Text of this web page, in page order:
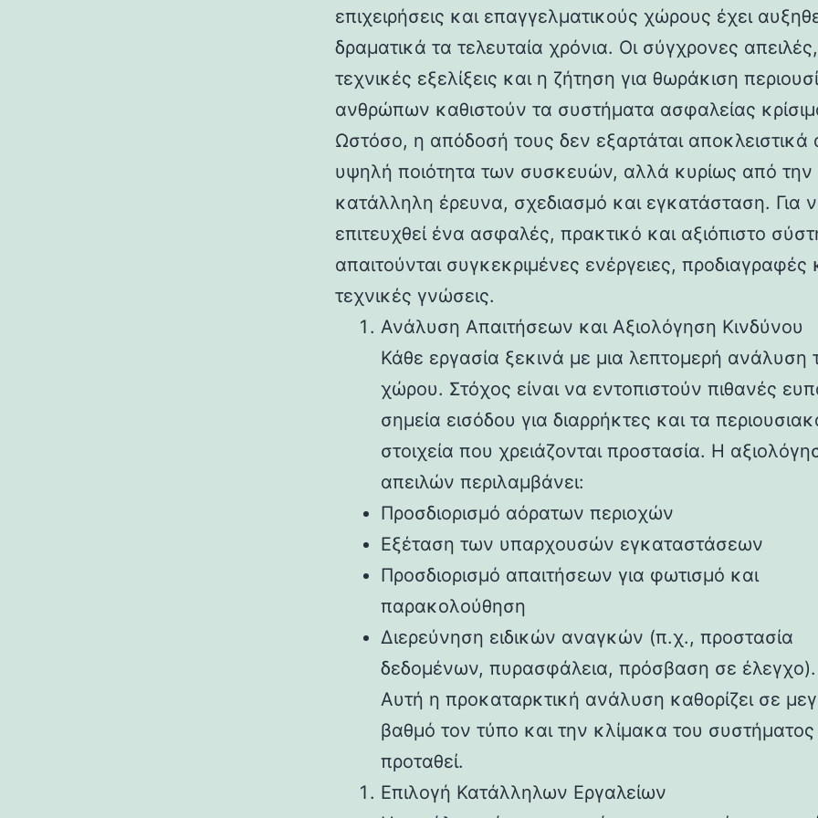
επιχειρήσεις και επαγγελματικούς χώρους έχει
δραματικά τα τελευταία χρόνια. Οι σύγχρονες
τεχνικές εξελίξεις και η ζήτηση για θωράκιση
ανθρώπων καθιστούν τα συστήματα ασφαλείας
Ωστόσο, η απόδοσή τους δεν εξαρτάται αποκλειστικά
υψηλή ποιότητα των συσκευών, αλλά κυρίως από την
κατάλληλη έρευνα, σχεδιασμό και εγκατάσταση. Για
επιτευχθεί ένα ασφαλές, πρακτικό και αξιόπιστο
απαιτούνται συγκεκριμένες ενέργειες, προδιαγραφές
τεχνικές γνώσεις.
Ανάλυση Απαιτήσεων και Αξιολόγηση Κινδύνου
Κάθε εργασία ξεκινά με μια λεπτομερή ανάλυση
χώρου. Στόχος είναι να εντοπιστούν πιθανές
σημεία εισόδου για διαρρήκτες και τα
στοιχεία που χρειάζονται προστασία. Η
απειλών περιλαμβάνει:
Προσδιορισμό αόρατων περιοχών
Εξέταση των υπαρχουσών εγκαταστάσεων
Προσδιορισμό απαιτήσεων για φωτισμό και
παρακολούθηση
Διερεύνηση ειδικών αναγκών (π.χ., προστασία
δεδομένων, πυρασφάλεια, πρόσβαση σε έλεγχο).
Αυτή η προκαταρκτική ανάλυση καθορίζει σε
βαθμό τον τύπο και την κλίμακα του
προταθεί.
Επιλογή Κατάλληλων Εργαλείων